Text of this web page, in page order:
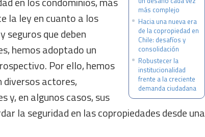
más complejo
Hacia una nueva era
de la copropiedad en
Chile: desafíos y
consolidación
Robustecer la
institucionalidad
frente a la creciente
demanda ciudadana
la ley en cuanto a los
seguros que deben
hemos adoptado un
Por ello, hemos
diversos actores,
y, en algunos casos, sus
la seguridad en las copropiedades desde una